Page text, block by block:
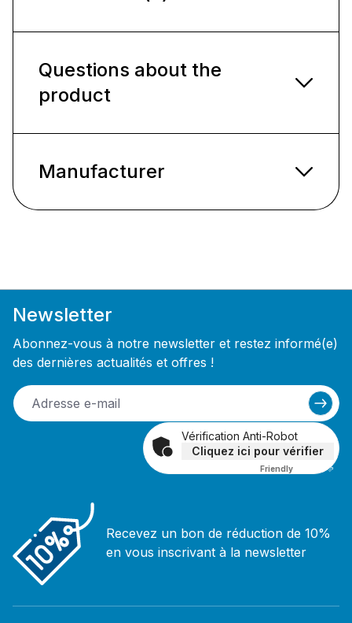
Questions about the
product
Manufacturer
Newsletter
Abonnez-vous à notre newsletter et restez informé(e)
des dernières actualités et offres !
Vérification Anti-Robot
Cliquez ici pour vérifier
Friendly Captcha ⇗
Recevez un bon de réduction de 10%
en vous inscrivant à la newsletter